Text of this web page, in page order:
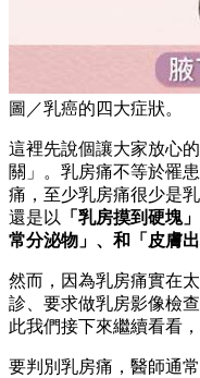
圖／乳癌的四大症狀。
這裡先說個讓大家放心
關」。乳房痛不等於罹
痛，至少乳房痛很少是
還是以
「乳房摸到硬塊
常分泌物」、和「皮膚
然而，因為乳房痛實在
診、要求做乳房影像檢
此我們接下來繼續看看
要判別乳房痛，醫師通